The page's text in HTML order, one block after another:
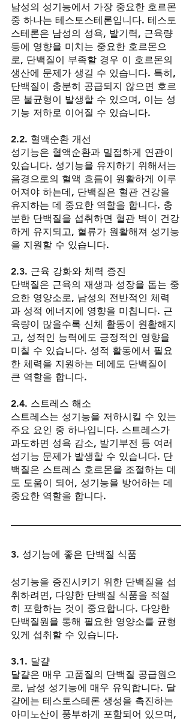
남성의 성기능에서 가장 중요한 호르몬
중 하나는 테스토스테론입니다. 테스토
스테론은 남성의 성욕, 발기력, 근육량
등에 영향을 미치는 중요한 호르몬으
로, 단백질이 부족할 경우 이 호르몬의
생산에 문제가 생길 수 있습니다. 특히,
단백질이 충분히 공급되지 않으면 호르
몬 불균형이 발생할 수 있으며, 이는 성
기능 저하로 이어질 수 있습니다.
2.2. 혈액순환 개선
성기능은 혈액순환과 밀접하게 연관이
있습니다. 성기능을 유지하기 위해서는
음경으로의 혈액 흐름이 원활하게 이루
어져야 하는데, 단백질은 혈관 건강을
유지하는 데 중요한 역할을 합니다. 충
분한 단백질을 섭취하면 혈관 벽이 건강
하게 유지되고, 혈류가 원활해져 성기능
을 지원할 수 있습니다.
2.3. 근육 강화와 체력 증진
단백질은 근육의 재생과 성장을 돕는 중
요한 영양소로, 남성의 전반적인 체력
과 성적 에너지에 영향을 미칩니다. 근
육량이 많을수록 신체 활동이 원활해지
고, 성적인 능력에도 긍정적인 영향을
미칠 수 있습니다. 성적 활동에서 필요
한 체력을 지원하는 데에도 단백질이
큰 역할을 합니다.
2.4. 스트레스 해소
스트레스는 성기능을 저하시킬 수 있는
주요 요인 중 하나입니다. 스트레스가
과도하면 성욕 감소, 발기부전 등 여러
성기능 문제가 발생할 수 있습니다. 단
백질은 스트레스 호르몬을 조절하는 데
도 도움이 되어, 성기능을 방어하는 데
중요한 역할을 합니다.
3. 성기능에 좋은 단백질 식품
성기능을 증진시키기 위한 단백질을 섭
취하려면, 다양한 단백질 식품을 적절
히 포함하는 것이 중요합니다. 다양한
단백질원을 통해 필요한 영양소를 균형
있게 섭취할 수 있습니다.
3.1. 달걀
달걀은 매우 고품질의 단백질 공급원으
로, 남성 성기능에 매우 유익합니다. 달
걀에는 테스토스테론 생성을 촉진하는
아미노산이 풍부하게 포함되어 있으며,